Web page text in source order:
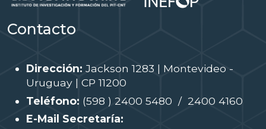
Contacto
Dirección: Jackson 1283 | Montevideo -
Uruguay | CP 11200
Teléfono: (598 ) 2400 5480 / 2400 4160
E-Mail Secretaría: